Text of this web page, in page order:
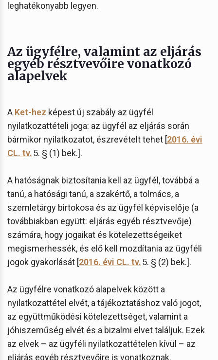
leghatékonyabb legyen.
Az ügyfélre, valamint az eljárás
egyéb résztvevőire vonatkozó
alapelvek
A Ket-hez képest új szabály az ügyfél
nyilatkozattételi joga: az ügyfél az eljárás során
bármikor nyilatkozatot, észrevételt tehet [2016. évi
CL. tv.5. § (1) bek.].
A hatóságnak biztosítania kell az ügyfél, továbbá a
tanú, a hatósági tanú, a szakértő, a tolmács, a
szemletárgy birtokosa és az ügyfél képviselője (a
továbbiakban együtt: eljárás egyéb résztvevője)
számára, hogy jogaikat és kötelezettségeiket
megismerhessék, és elő kell mozdítania az ügyféli
jogok gyakorlását [2016. évi CL. tv.5. § (2) bek.].
Az ügyfélre vonatkozó alapelvek között a
nyilatkozattétel elvét, a tájékoztatáshoz való jogot,
az együttműködési kötelezettséget, valamint a
jóhiszeműség elvét és a bizalmi elvet találjuk. Ezek
az elvek – az ügyféli nyilatkozattételen kívül – az
eljárás egyéb résztvevőire is vonatkoznak.